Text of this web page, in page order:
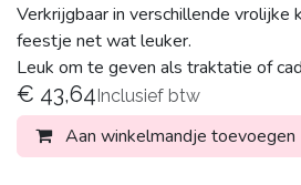
Verkrijgbaar in verschillende vrolijke
feestje net wat leuker.
Leuk om te geven als traktatie of
€ 43,64Inclusief btw
Aan winkelmandje toevoegen